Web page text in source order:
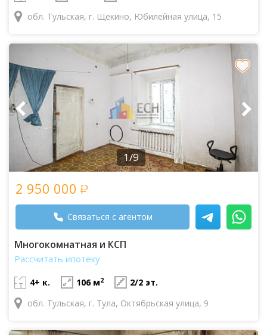
обл. Тульская, г. Щёкино, Юбилейная улица, 15
1/9
2 950 000
Связаться с агентом
Многокомнатная и КСП
Рассчитать ипотеку
4+ к. 106 м2
2/2 эт.
обл. Тульская, г. Тула, Октябрьская улица, 9